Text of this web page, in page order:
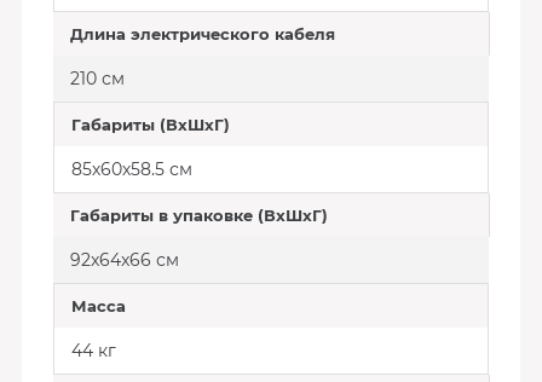
Длина электрического кабеля
210 см
Габариты (ВхШхГ)
85х60х58.5 см
Габариты в упаковке (ВxШxГ)
92x64x66 см
Масса
44 кг